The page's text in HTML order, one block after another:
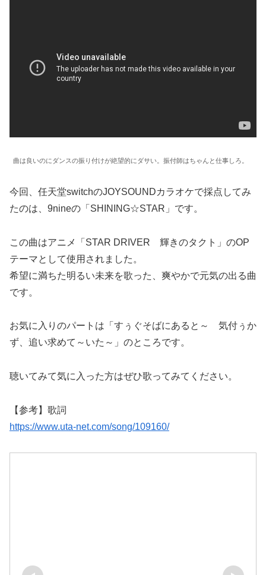
曲は良いのにダンスの振り付けが絶望的にダサい。振付師はちゃんと仕事しろ。
今回、任天堂switchのJOYSOUNDカラオケで採点してみ
たのは、9nineの「SHINING☆STAR」です。
この曲はアニメ「STAR DRIVER 輝きのタクト」のOP
テーマとして使用されました。
希望に満ちた明るい未来を歌った、爽やかで元気の出る曲
です。
お気に入りのパートは「すぅぐそばにあると～ 気付ぅか
ず、追い求めて～いた～」のところです。
聴いてみて気に入った方はぜひ歌ってみてください。
【参考】歌詞
https://www.uta-net.com/song/109160/